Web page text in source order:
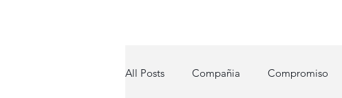
All Posts Compañia Compromiso